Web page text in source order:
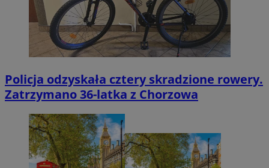
Policja odzyskała cztery skradzione rowery.
Zatrzymano 36-latka z Chorzowa